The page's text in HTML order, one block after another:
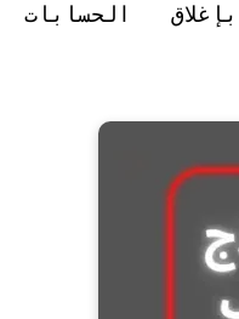
الحسابات